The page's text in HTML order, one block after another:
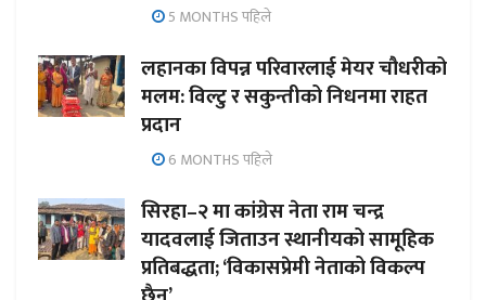
5 MONTHS पहिले
लहानका विपन्न परिवारलाई मेयर चौधरीको
मलम: विल्टु र सकुन्तीको निधनमा राहत
प्रदान
6 MONTHS पहिले
सिरहा–२ मा कांग्रेस नेता राम चन्द्र
यादवलाई जिताउन स्थानीयको सामूहिक
प्रतिबद्धता; ‘विकासप्रेमी नेताको विकल्प